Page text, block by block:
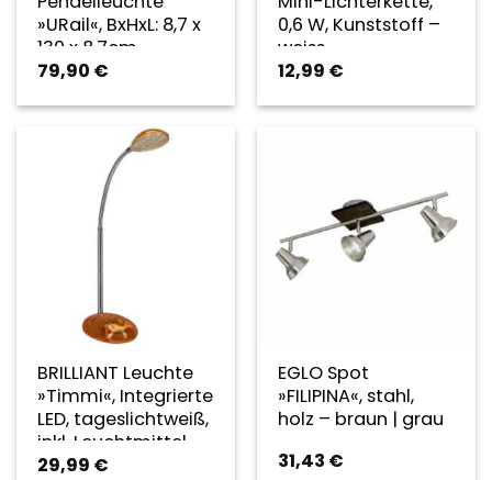
»URail«, BxHxL: 8,7 x
130 x 8,7cm,
chromfarben –
79,90 €
0,6 W, Kunststoff –
weiss
12,99 €
BRILLIANT Leuchte
»Timmi«, Integrierte
LED, tageslichtweiß,
inkl. Leuchtmittel,
Höhe: 32 cm –
29,99 €
EGLO Spot
»FILIPINA«, stahl,
holz – braun | grau
31,43 €